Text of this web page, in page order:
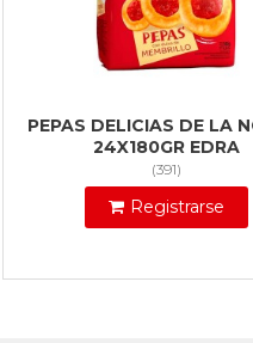
PEPAS DELICIAS DE LA
24X180GR EDRA
(391)
Registrarse